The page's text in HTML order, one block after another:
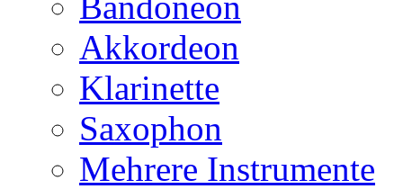
Akkordeon
Klarinette
Saxophon
Mehrere Instrumente